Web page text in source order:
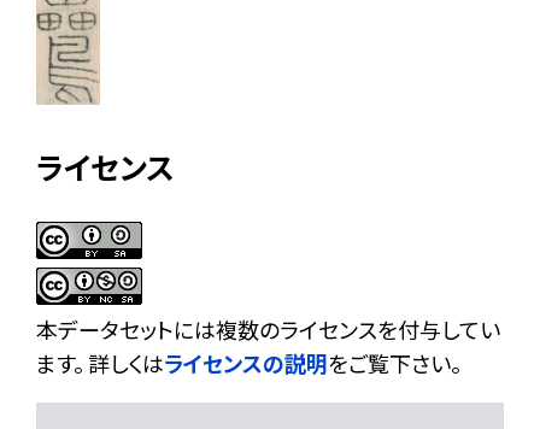
ライセンス
本データセットには複数のライセンスを付与してい
ます。 詳しくはライセンスの説明をご覧下さい。